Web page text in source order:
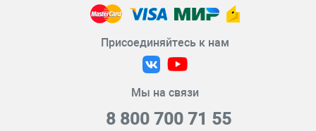
Присоединяйтесь к нам
Мы на связи
8 800 700 71 55